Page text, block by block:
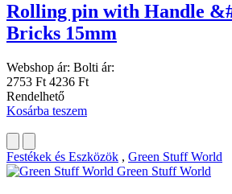
Rolling pin with Handle
Bricks 15mm
Webshop ár: Bolti ár:
2753 Ft 4236 Ft
Rendelhető
Kosárba teszem
Festékek és Eszközök , Green Stuff World
Green Stuff World